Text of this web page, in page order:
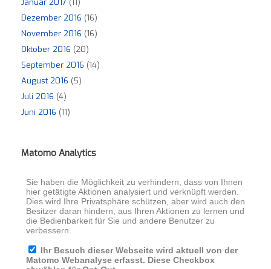
Dezember 2016 (16)
November 2016 (16)
Oktober 2016 (20)
September 2016 (14)
August 2016 (5)
Juli 2016 (4)
Juni 2016 (11)
Matomo Analytics